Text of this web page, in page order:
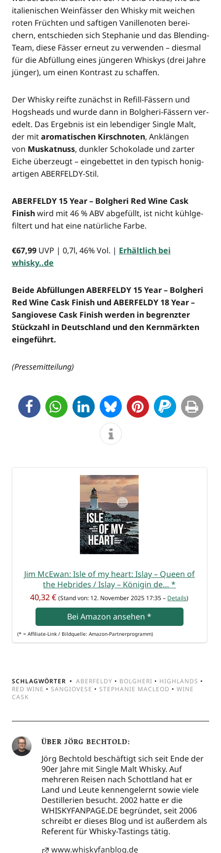
ita­lie­ni­schen Wein­fäs­ser den Whis­ky mit wei­chen
roten Früch­ten und saf­ti­gen Vanil­len­o­ten berei­
chern, ent­schie­den sich Ste­pha­nie und das Blen­ding-
Team, die­se Fäs­ser erneut zu ver­wen­den – dies­mal
für die Abfül­lung eines jün­ge­ren Whis­kys (drei Jah­re
jün­ger), um einen Kon­trast zu schaffen.
Der Whis­ky reif­te zunächst in Refill-Fäs­sern und
Hogs­heads und wur­de dann in Bolg­he­ri-Fäs­sern ver­
edelt. Das Ergeb­nis ist ein leben­di­ger Sin­gle Malt,
der mitaro­ma­ti­schen Kirsch­no­ten, Anklän­gen
von Mus­kat­nuss, dunk­ler Scho­ko­la­de und zar­ter
Eiche über­zeugt – ein­ge­bet­tet in den typisch honig­
ar­ti­gen ABERFELDY-Stil.
ABERFELDY 15 Year – Bolg­he­ri Red Wine Cask
Finishwird mit 46 % ABV abge­füllt, ist nicht kühl­ge­
fil­tert und hat eine natür­li­che Far­be.
€67,99UVP | 0,7l, 46% Vol. | Erhält­lich bei
whisky..de
Bei­de Abfül­lun­gen ABERFELDY 15 Year – Bolg­he­ri
Red Wine Cask Finish und ABERFELDY 18 Year –
San­gio­ve­se Cask Finish wer­den in begrenz­ter
Stück­zahl in Deutsch­land und den Kern­märk­ten
eingeführt.
(Pres­se­mit­tei­lung)
Jim McE­wan: Isle of my heart: Islay – Queen of
the Hebri­des / Islay – Köni­gin de…*
40,32 € (Stand von: 12. Novem­ber 2025 17:35 – Details)
Bei Ama­zon anse­hen*
(* = Affi­lia­te-Link / Bild­quel­le: Amazon-Partnerprogramm)
SCHLAGWÖRTER ABERFELDY • BOLGHERI • HIGHLANDS •
RED WINE • SANGIOVESE • STEPHANIE MACLEOD • WINE
CASK
ÜBER JÖRG BECHTOLD
Jörg Bechtold beschäftigt sich seit Ende der
90er Jahre mit Single Malt Whisky. Auf
mehreren Reisen nach Schottland hat er
Land und Leute kennengelernt sowie viele
Destillerien besucht. 2002 hatte er die
WHISKYFANPAGE.DE begründet, seit 2006
schreibt er dieses Blog und ist außerdem als
Referent für Whisky-Tastings tätig.
www.whiskyfanblog.de